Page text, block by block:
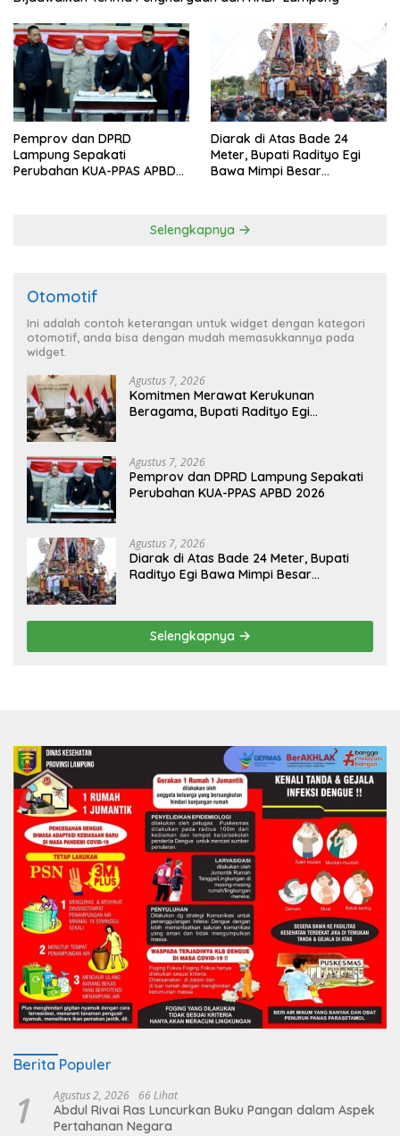
Pemprov dan DPRD
Lampung Sepakati
Perubahan KUA-PPAS APBD
Diarak di Atas Bade 24
Meter, Bupati Radityo Egi
Bawa Mimpi Besar
Selengkapnya
Otomotif
Ini adalah contoh keterangan untuk widget dengan kategori
otomotif, anda bisa dengan mudah memasukkannya pada
widget.
Agustus 7, 2026
Komitmen Merawat Kerukunan
Beragama, Bupati Radityo Egi
Agustus 7, 2026
Pemprov dan DPRD Lampung Sepakati
Perubahan KUA-PPAS APBD 2026
Agustus 7, 2026
Diarak di Atas Bade 24 Meter, Bupati
Radityo Egi Bawa Mimpi Besar
Selengkapnya
Berita Populer
1 Agustus 2, 2026 66 Lihat
Abdul Rivai Ras Luncurkan Buku Pangan dalam Aspek
Pertahanan Negara